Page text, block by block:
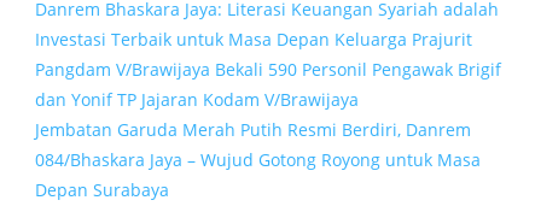
Danrem Bhaskara Jaya: Literasi Keuangan Syariah adalah
Investasi Terbaik untuk Masa Depan Keluarga Prajurit
Pangdam V/Brawijaya Bekali 590 Personil Pengawak Brigif
dan Yonif TP Jajaran Kodam V/Brawijaya
Jembatan Garuda Merah Putih Resmi Berdiri, Danrem
084/Bhaskara Jaya – Wujud Gotong Royong untuk Masa
Depan Surabaya